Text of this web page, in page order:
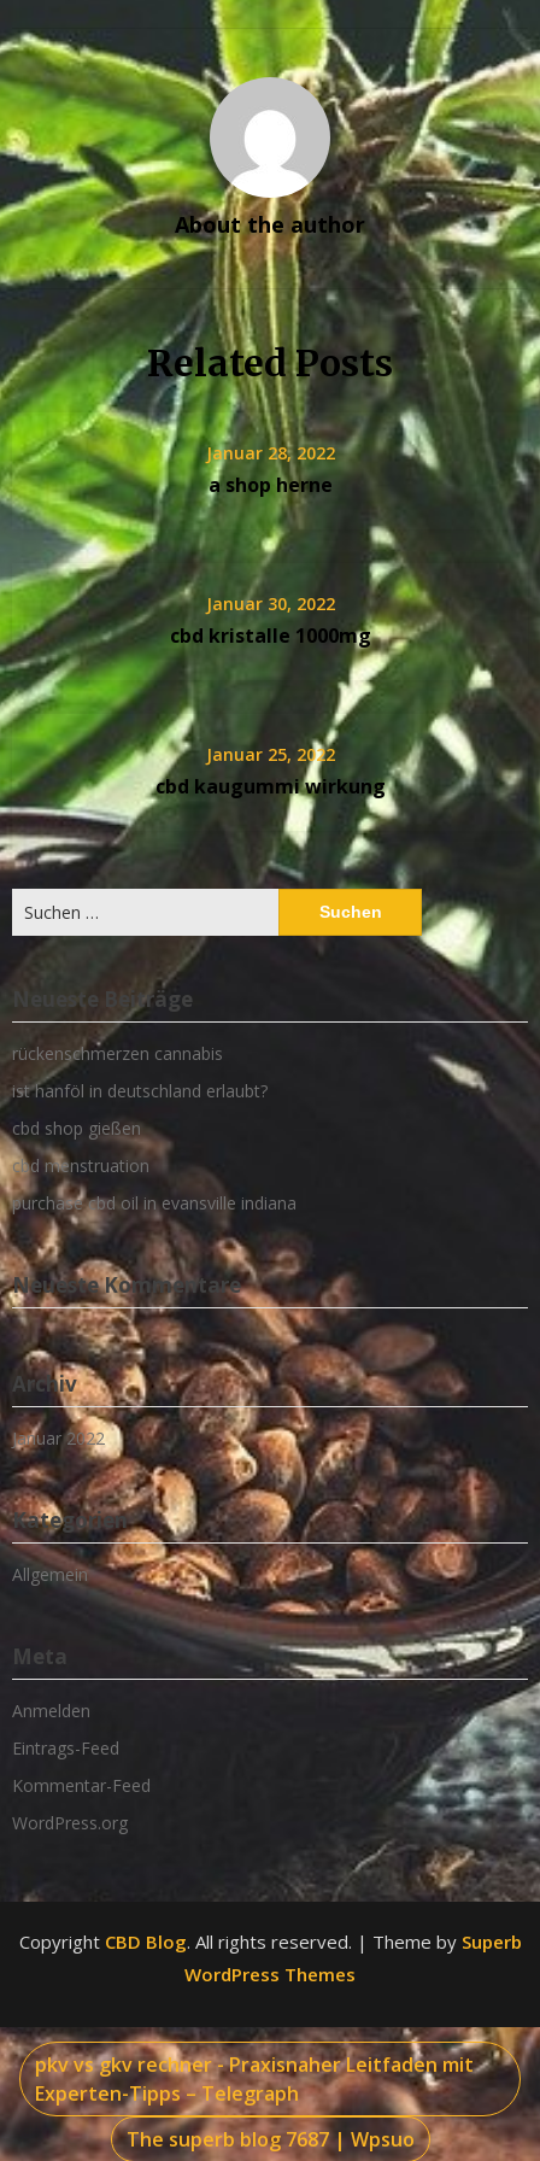
About the author
Related Posts
Januar 28, 2022
a shop herne
Januar 30, 2022
cbd kristalle 1000mg
Januar 25, 2022
cbd kaugummi wirkung
Suchen
nach:
Neueste Beiträge
rückenschmerzen cannabis
ist hanföl in deutschland erlaubt?
cbd shop gießen
cbd menstruation
purchase cbd oil in evansville indiana
Neueste Kommentare
Archiv
Januar 2022
Kategorien
Allgemein
Meta
Anmelden
Eintrags-Feed
Kommentar-Feed
WordPress.org
Copyright CBD Blog. All rights reserved. | Theme by Superb
WordPress Themes
pkv vs gkv rechner - Praxisnaher Leitfaden mit
Experten-Tipps – Telegraph
The superb blog 7687 | Wpsuo